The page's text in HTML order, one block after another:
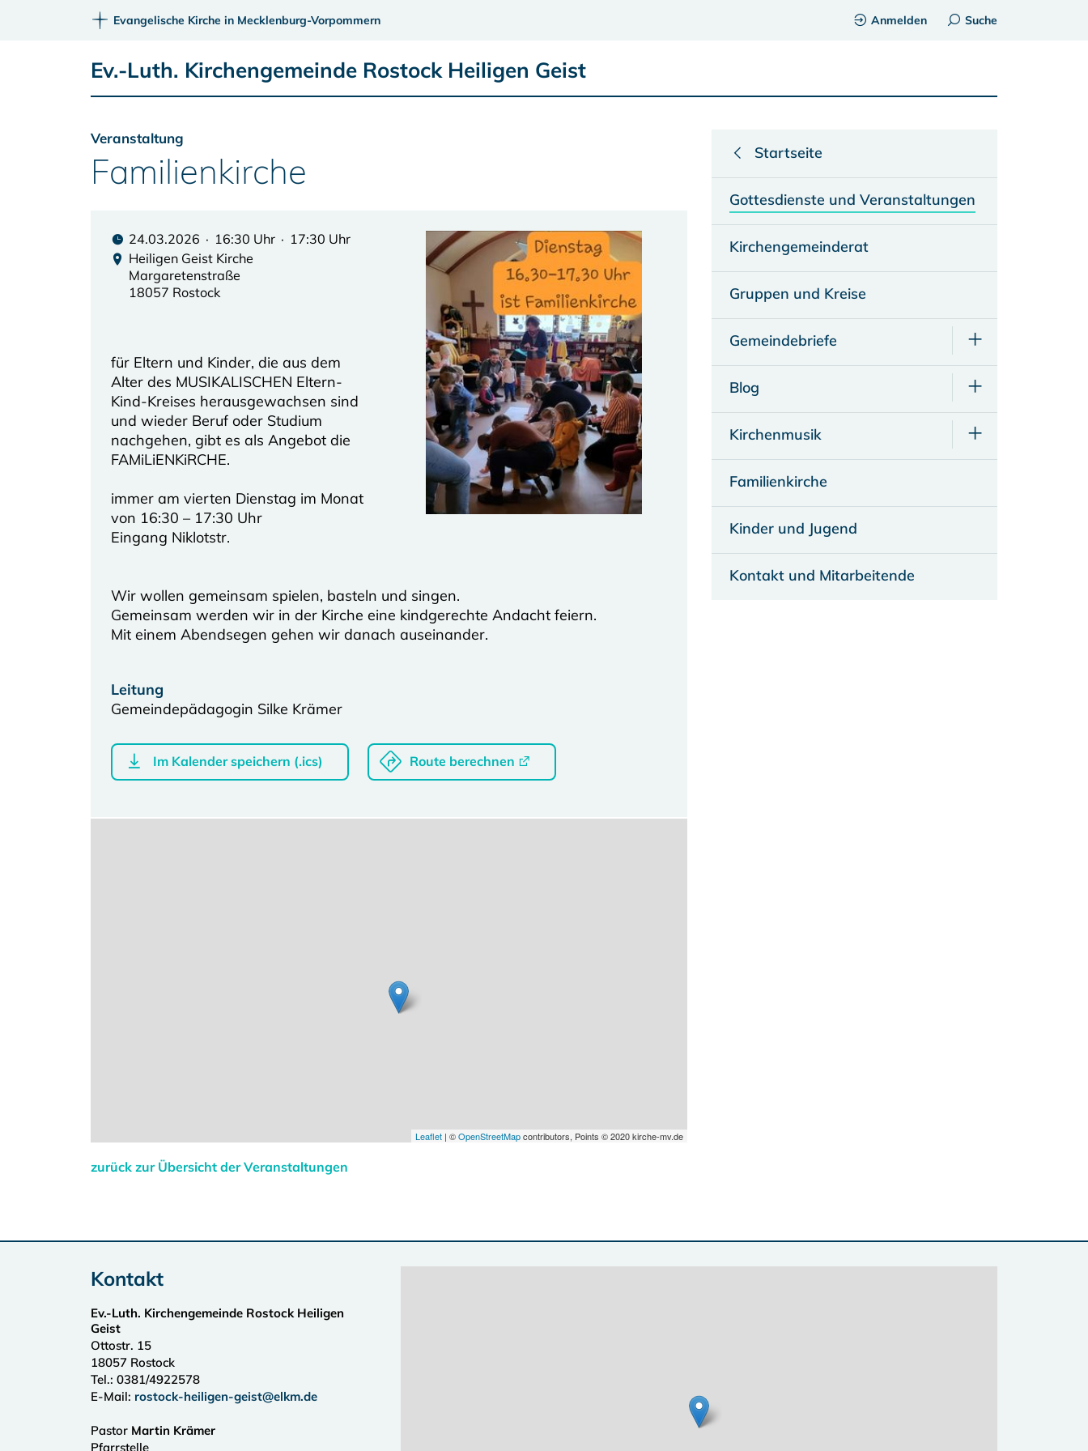
Evangelische Kirche in Mecklenburg-Vorpommern Anmelden Suche
Ev.-Luth. Kirchengemeinde Rostock Heiligen Geist
Veranstaltung
Familienkirche
24.03.2026 · 16:30 Uhr · 17:30 Uhr
Heiligen Geist Kirche
Margaretenstraße
18057 Rostock
für Eltern und Kinder, die aus dem
Alter des MUSIKALISCHEN Eltern-
Kind-Kreises herausgewachsen sind
und wieder Beruf oder Studium
nachgehen, gibt es als Angebot die
FAMiLiENKiRCHE.
immer am vierten Dienstag im Monat
von 16:30 – 17:30 Uhr
Eingang Niklotstr.
Wir wollen gemeinsam spielen, basteln und singen.
Gemeinsam werden wir in der Kirche eine kindgerechte Andacht feiern.
Mit einem Abendsegen gehen wir danach auseinander.
Leitung
Gemeindepädagogin Silke Krämer
Im Kalender speichern (.ics) Route berechnen
Leaflet| ©OpenStreetMapcontributors, Points © 2020 kirche-mv.de
zurück zur Übersicht der Veranstaltungen
Startseite
Gottesdienste und Veranstaltungen
Kirchengemeinderat
Gruppen und Kreise
Gemeindebriefe
Blog
Kirchenmusik
Familienkirche
Kinder und Jugend
Kontakt und Mitarbeitende
Kontakt
Ev.-Luth. Kirchengemeinde Rostock Heiligen
Geist
Ottostr. 15
18057 Rostock
Tel.: 0381/4922578
E-Mail: rostock-heiligen-geist@elkm.de
Pastor Martin Krämer
Pfarrstelle